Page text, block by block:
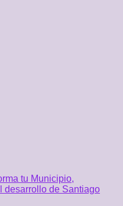
tu Municipio,
desarrollo de Santiago